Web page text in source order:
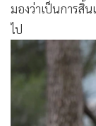
มองว่าเป็นการสิ้น
ไป